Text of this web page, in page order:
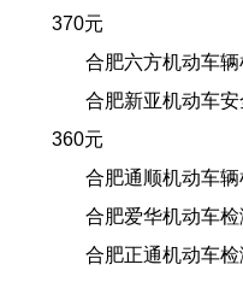
370元
合肥六方机动车辆
合肥新亚机动车安
360元
合肥通顺机动车辆
合肥爱华机动车检
合肥正通机动车检